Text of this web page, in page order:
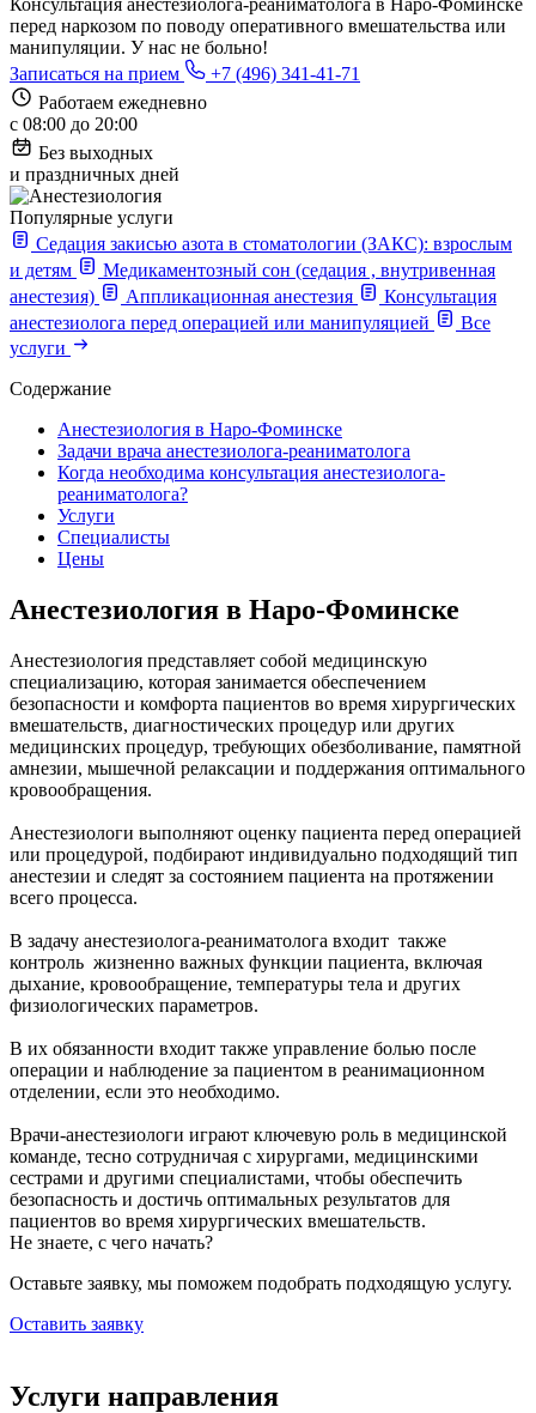
Консультация анестезиолога-реаниматолога в Наро-Фоминске
перед наркозом по поводу оперативного вмешательства или
манипуляции. У нас не больно!
Записаться на прием
+7 (496) 341-41-71
Работаем ежедневно
с 08:00 до 20:00
Без выходных
и праздничных дней
Популярные услуги
Седация закисью азота в стоматологии (ЗАКС): взрослым
и детям
Медикаментозный сон (седация , внутривенная
анестезия)
Аппликационная анестезия
Консультация
анестезиолога перед операцией или манипуляцией
Все
услуги
Содержание
Анестезиология в Наро-Фоминске
Задачи врача анестезиолога-реаниматолога
Когда необходима консультация анестезиолога-
реаниматолога?
Услуги
Специалисты
Цены
Анестезиология в Наро-Фоминске
Анестезиология представляет собой медицинскую
специализацию, которая занимается обеспечением
безопасности и комфорта пациентов во время хирургических
вмешательств, диагностических процедур или других
медицинских процедур, требующих обезболивание, памятной
амнезии, мышечной релаксации и поддержания оптимального
кровообращения.
Анестезиологи выполняют оценку пациента перед операцией
или процедурой, подбирают индивидуально подходящий тип
анестезии и следят за состоянием пациента на протяжении
всего процесса.
В задачу анестезиолога-реаниматолога входит также
контроль жизненно важных функции пациента, включая
дыхание, кровообращение, температуры тела и других
физиологических параметров.
В их обязанности входит также управление болью после
операции и наблюдение за пациентом в реанимационном
отделении, если это необходимо.
Врачи-анестезиологи играют ключевую роль в медицинской
команде, тесно сотрудничая с хирургами, медицинскими
сестрами и другими специалистами, чтобы обеспечить
безопасность и достичь оптимальных результатов для
пациентов во время хирургических вмешательств.
Не знаете, с чего начать?
Оставьте заявку, мы поможем подобрать подходящую услугу.
Оставить заявку
Услуги направления